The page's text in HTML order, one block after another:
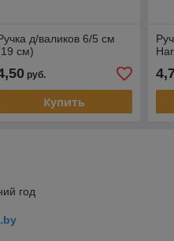
д/валиков 6/5 см
см)
руб.
Купить
год